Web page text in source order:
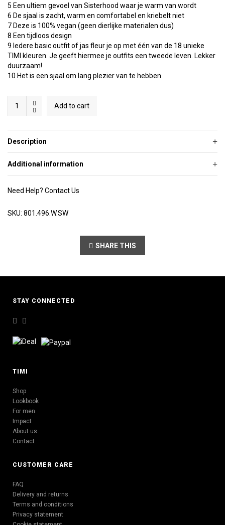
5 Een ultiem gevoel van Sisterhood waar je warm van wordt
6 De sjaal is zacht, warm en comfortabel en kriebelt niet
7 Deze is 100% vegan (geen dierlijke materialen dus)
8 Een tijdloos design
9 Iedere basic outfit of jas fleur je op met één van de 18 unieke
TIMI kleuren. Je geeft hiermee je outfits een tweede leven. Lekker
duurzaam!
10 Het is een sjaal om lang plezier van te hebben
white
Add to cart
Description
Additional information
Need Help? Contact Us
SKU: 801.496.W.SW
SHARE THIS
STAY CONNECTED
TIMI
Shop
Lookbook
For men
Impact
About us
Contact
CUSTOMER CARE
FAQ
Delivery and returns
Terms and conditions
Privacy statement